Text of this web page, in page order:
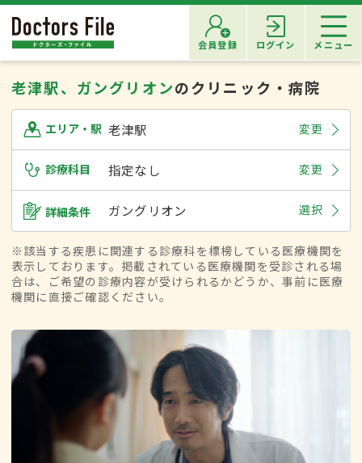
会員登録 ログイン メニュー
老津駅、ガングリオンのクリニック・病院
エリア・駅 老津駅 変更
診療科目 指定なし 変更
詳細条件 ガングリオン 選択
※該当する疾患に関連する診療科を標榜している医療機関を
表示しております。掲載されている医療機関を受診される場
合は、ご希望の診療内容が受けられるかどうか、事前に医療
機関に直接ご確認ください。